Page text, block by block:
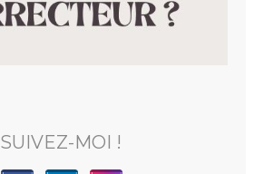
SUIVEZ-MOI !